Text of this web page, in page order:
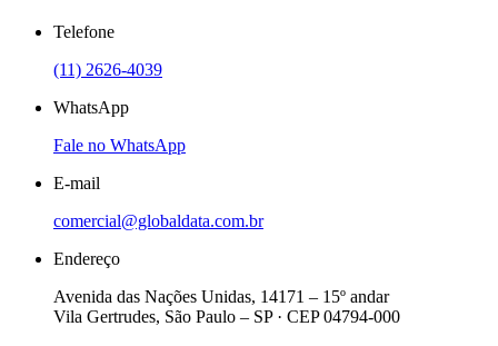
Telefone
(11) 2626-4039
WhatsApp
Fale no WhatsApp
E-mail
comercial@globaldata.com.br
Endereço
Avenida das Nações Unidas, 14171 – 15º andar
Vila Gertrudes, São Paulo – SP · CEP 04794-000